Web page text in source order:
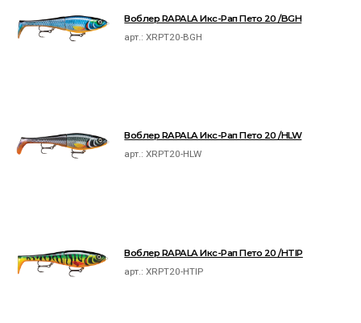
Воблер RAPALA Икс-Рап Пето 20 /BGH
арт.:XRPT20-BGH
Воблер RAPALA Икс-Рап Пето 20 /HLW
арт.:XRPT20-HLW
Воблер RAPALA Икс-Рап Пето 20 /HTIP
арт.:XRPT20-HTIP